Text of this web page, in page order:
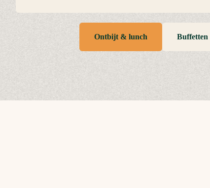
Ontbijt & lunch Buffetten